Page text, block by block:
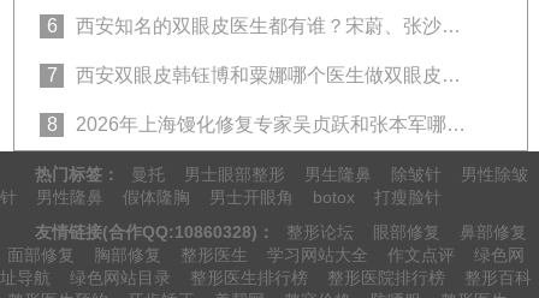
6 西安知名的双眼皮医生都有谁？宋蔚、张沙沙、韩钰博、王璇、张文军谁做双眼皮更好？
7 西安双眼皮韩钰博和粟娜哪个医生做双眼皮技术好？
8 2026年上海馒化修复专家吴贞跃和张本军哪个医生做馒化修复技术好？
热门标签： 曼托 男士眼部整形 男生隆鼻 除皱针
男性除皱
针
男性隆鼻 假体隆胸 男士开眼角 botox
打瘦脸针
友情链接(合作QQ:10860328)：
整形论坛 眼部修复
鼻部修复
面部修复
胸部修复 整形医生 学习网站大全 作文点评
绿色网
址导航
绿色网站目录 整形医生排行榜 整形医院排行榜
整形百科